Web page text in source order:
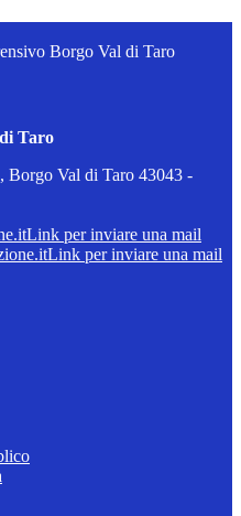
Borgo Val di Taro
Taro
Borgo Val di Taro 43043 -
Link per inviare una mail
Link per inviare una mail